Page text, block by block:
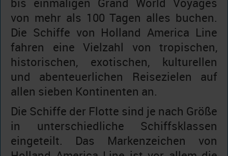
von mehr als 100 Tagen alles buchen.
Die Schiffe von Holland America Line
fahren eine Vielzahl von tropischen,
historischen, exotischen, kulturellen
und abenteuerlichen Reisezielen auf
allen sieben Kontinenten an.
Die Schiffe der Flotte sind je nach Größe
in unterschiedliche Schiffsklassen
eingeteilt. Das Markenzeichen von